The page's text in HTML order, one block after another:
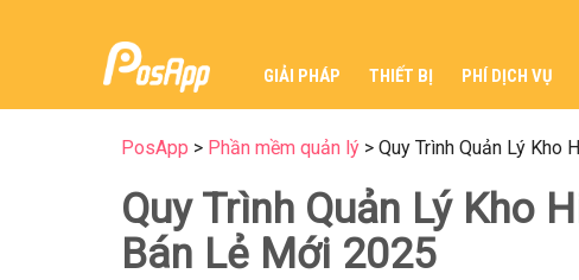
GIẢI PHÁP THIẾT BỊ PHÍ DỊCH VỤ
PosApp > Phần mềm quản lý > Quy Trình Quản Lý Kho
Quy Trình Quản Lý Kho
Bán Lẻ Mới 2025